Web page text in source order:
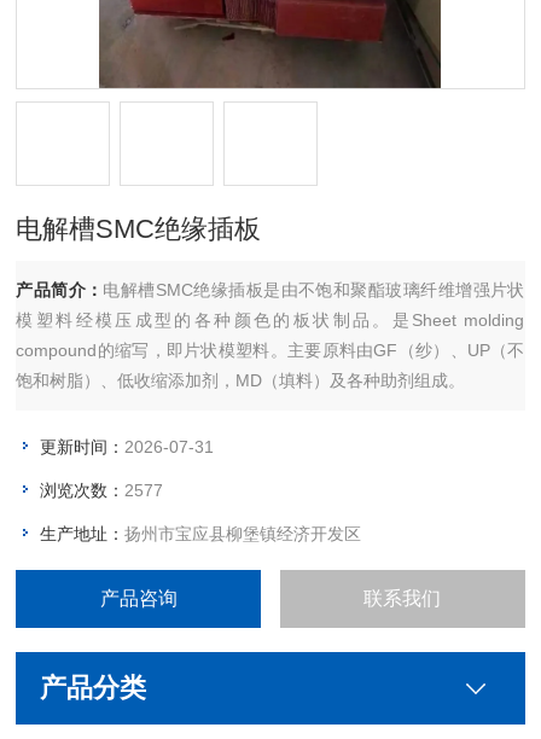
电解槽SMC绝缘插板
产品简介： 电解槽SMC绝缘插板是由不饱和聚酯玻璃纤维增强片状
模塑料经模压成型的各种颜色的板状制品。是Sheet molding
compound的缩写，即片状模塑料。主要原料由GF（纱）、UP（不
饱和树脂）、低收缩添加剂，MD（填料）及各种助剂组成。
更新时间： 2026-07-31
浏览次数： 2577
生产地址：扬州市宝应县柳堡镇经济开发区
产品咨询 联系我们
产品分类